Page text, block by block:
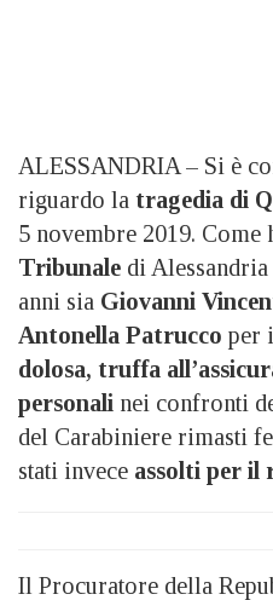
ALESSANDRIA – Si è
riguardo la tragedia di
5 novembre 2019.
Tribunale di Alessandria
anni sia Giovanni
Antonella Patrucco per
dolosa, truffa
personali nei confronti
del Carabiniere rimasti
stati invece assolti per il
Il Procuratore della